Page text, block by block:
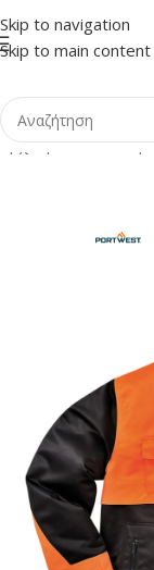
Skip to navigation
Skip to main content
Αρχική σελίδα Shop